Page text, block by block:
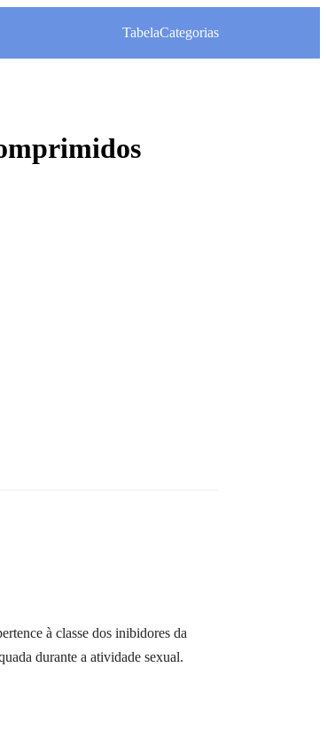
TabelaCategorias
à classe dos inibidores da
durante a atividade sexual.